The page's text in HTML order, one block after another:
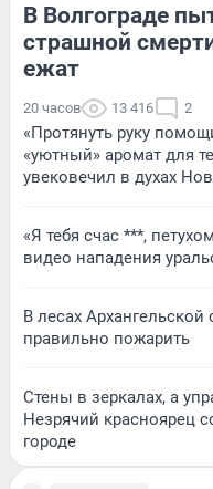
В Волгограде
страшной
ежат
20 часов 13 416 2
«Протянуть руку
«уютный» аромат для
увековечил в духах
«Я тебя счас ***,
видео нападения
В лесах
правильно пожарить
Стены в зеркалах, а
Незрячий красноярец
городе